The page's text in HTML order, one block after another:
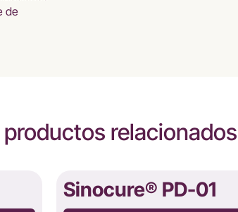
de
relacionados
Sinocure® PD-01